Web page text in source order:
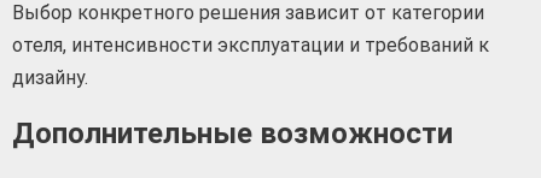
Выбор конкретного решения зависит от категории
отеля, интенсивности эксплуатации и требований к
дизайну.
Дополнительные возможности